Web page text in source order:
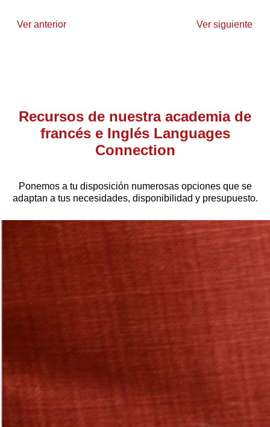
Ver anterior Ver siguiente
Recursos de nuestra academia de
francés e Inglés Languages
Connection
Ponemos a tu disposición numerosas opciones que se
adaptan a tus necesidades, disponibilidad y presupuesto.